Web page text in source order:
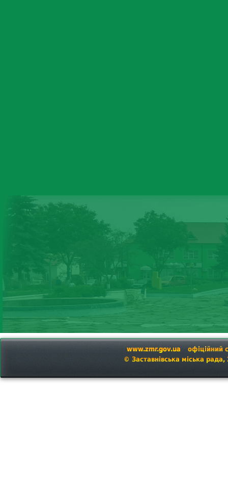
www.zmr.gov.ua
офіційний
© Заставнівська міська рада,